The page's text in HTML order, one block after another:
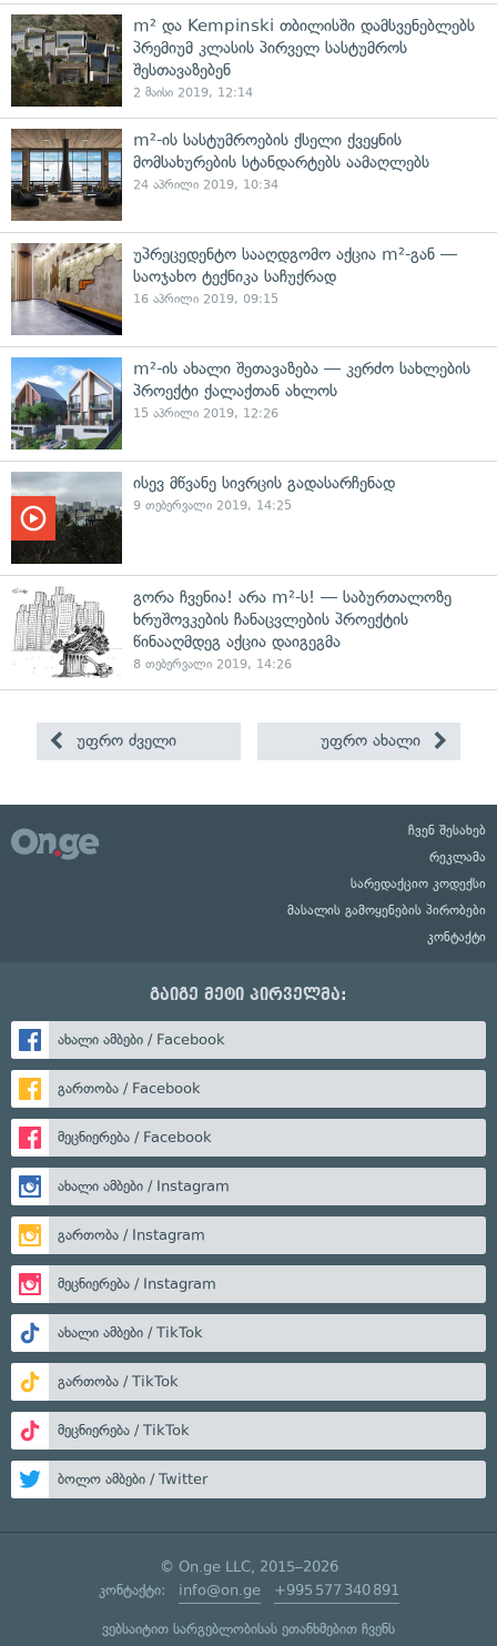
m² და Kempinski თბილისში დამსვენებლებს
პრემიუმ კლასის პირველ სასტუმროს
შესთავაზებენ
2 მაისი 2019, 12:14
m²-ის სასტუმროების ქსელი ქვეყნის
მომსახურების სტანდარტებს აამაღლებს
24 აპრილი 2019, 10:34
უპრეცედენტო სააღდგომო აქცია m²-გან —
საოჯახო ტექნიკა საჩუქრად
16 აპრილი 2019, 09:15
m²-ის ახალი შეთავაზება — კერძო სახლების
პროექტი ქალაქთან ახლოს
15 აპრილი 2019, 12:26
ისევ მწვანე სივრცის გადასარჩენად
9 თებერვალი 2019, 14:25
გორა ჩვენია! არა m²-ს! — საბურთალოზე
ხრუშოვკების ჩანაცვლების პროექტის
წინააღმდეგ აქცია დაიგეგმა
8 თებერვალი 2019, 14:26
უფრო ძველი უფრო ახალი
ჩვენ შესახებ
რეკლამა
სარედაქციო კოდექსი
მასალის გამოყენების პირობები
კონტაქტი
გაიგე მეტი პირველმა:
ახალი ამბები / Facebook
გართობა / Facebook
მეცნიერება / Facebook
ახალი ამბები / Instagram
გართობა / Instagram
მეცნიერება / Instagram
ახალი ამბები / TikTok
გართობა / TikTok
მეცნიერება / TikTok
ბოლო ამბები / Twitter
© On.ge LLC, 2015–2026
კონტაქტი: info@on.ge +995 577 340 891
ვებსაიტით სარგებლობისას ეთანხმებით ჩვენს